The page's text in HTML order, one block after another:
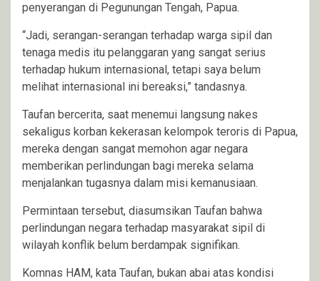
penyerangan di Pegunungan Tengah, Papua.
“Jadi, serangan-serangan terhadap warga sipil dan
tenaga medis itu pelanggaran yang sangat serius
terhadap hukum internasional, tetapi saya belum
melihat internasional ini bereaksi,” tandasnya.
Taufan bercerita, saat menemui langsung nakes
sekaligus korban kekerasan kelompok teroris di Papua,
mereka dengan sangat memohon agar negara
memberikan perlindungan bagi mereka selama
menjalankan tugasnya dalam misi kemanusiaan.
Permintaan tersebut, diasumsikan Taufan bahwa
perlindungan negara terhadap masyarakat sipil di
wilayah konflik belum berdampak signifikan.
Komnas HAM, kata Taufan, bukan abai atas kondisi